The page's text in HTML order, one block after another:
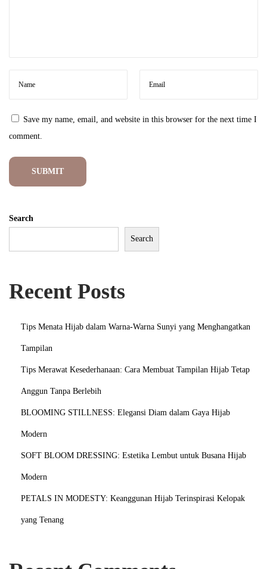
m
H
i
Save my name, email, and website in this browser for the next time I
comment.
Search
Search
Recent Posts
Tips Menata Hijab dalam Warna-Warna Sunyi yang Menghangatkan
Tampilan
Tips Merawat Kesederhanaan: Cara Membuat Tampilan Hijab Tetap
Anggun Tanpa Berlebih
BLOOMING STILLNESS: Elegansi Diam dalam Gaya Hijab
Modern
SOFT BLOOM DRESSING: Estetika Lembut untuk Busana Hijab
Modern
PETALS IN MODESTY: Keanggunan Hijab Terinspirasi Kelopak
yang Tenang